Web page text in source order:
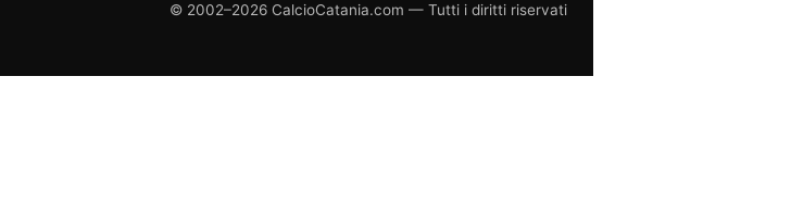
© 2002–2026 CalcioCatania.com — Tutti i diritti riservati